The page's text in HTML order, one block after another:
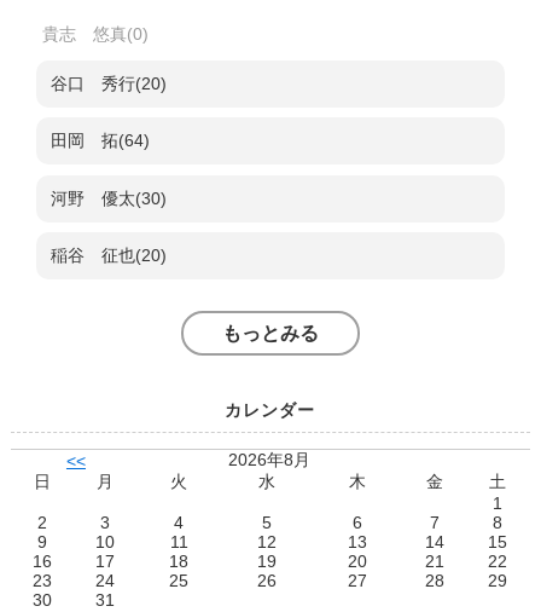
貴志 悠真(0)
谷口 秀行(20)
田岡 拓(64)
河野 優太(30)
稲谷 征也(20)
もっとみる
カレンダー
<<
2026年8月
日
月 火 水 木 金
土
1
2
3 4 5 6 7
8
9
10 11 12 13 14
15
16
17 18 19 20 21
22
23
24 25 26 27 28
29
30
31